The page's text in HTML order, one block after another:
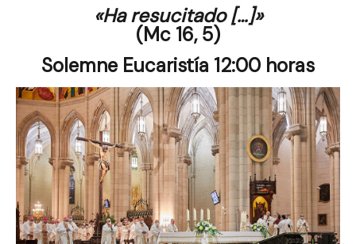
«Ha resucitado […]»
(Mc 16, 5)
Solemne Eucaristía 12:00 horas